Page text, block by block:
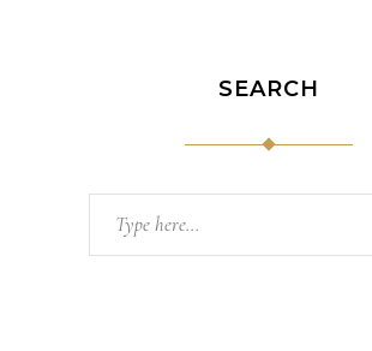
SEARCH